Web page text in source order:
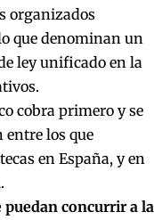
organizados
que denominan un
ley unificado en la
cobra primero y se
entre los que
en España, y en
puedan concurrir a la